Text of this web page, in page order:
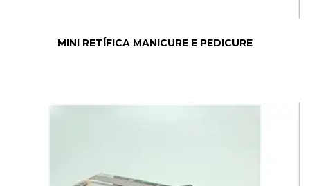
MINI RETÍFICA MANICURE E PEDICURE